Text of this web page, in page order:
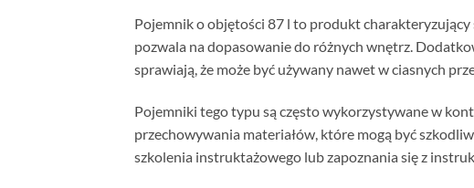
Pojemnik o objętości 87 l to produkt
pozwala na dopasowanie do różnych wnętrz.
sprawiają, że może być używany nawet w ciasnych
Pojemniki tego typu są często wykorzystywane w
przechowywania materiałów, które mogą być
szkolenia instruktażowego lub zapoznania się z